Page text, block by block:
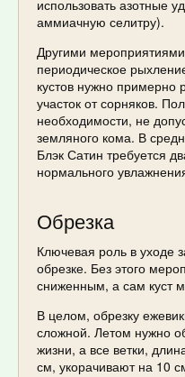
использовать азотные
аммиачную селитру).
Другими
периодическое
кустов нужно примерно
участок от сорняков.
необходимости, не
земляного кома. В
Блэк Сатин требуется
нормального
Обрезка
Ключевая роль в уходе
обрезке. Без этого
сниженным, а сам куст
В целом, обрезку
сложной. Летом нужно
жизни, а все ветки,
см, укорачивают на 10